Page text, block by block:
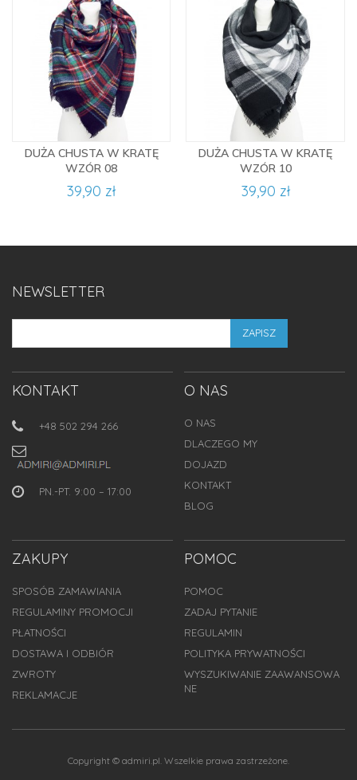
DUŻA CHUSTA W KRATĘ
WZÓR 08
39,90 zł
DUŻA CHUSTA W KRATĘ
WZÓR 10
39,90 zł
NEWSLETTER
ZAPISZ
KONTAKT
+48 502 294 266
PN.-PT. 9:00 – 17:00
O NAS
O NAS
DLACZEGO MY
DOJAZD
KONTAKT
BLOG
ZAKUPY
SPOSÓB ZAMAWIANIA
REGULAMINY PROMOCJI
PŁATNOŚCI
DOSTAWA I ODBIÓR
ZWROTY
REKLAMACJE
POMOC
POMOC
ZADAJ PYTANIE
REGULAMIN
POLITYKA PRYWATNOŚCI
WYSZUKIWANIE ZAAWANSOWA
NE
Copyright © admiri.pl. Wszelkie prawa zastrzeżone.